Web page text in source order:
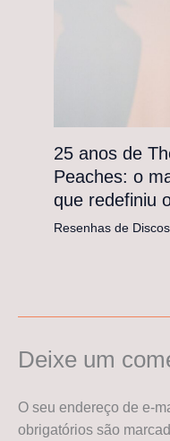
25 anos de
Peaches: o
que redefiniu
Resenhas de Discos
Deixe um
O seu endereço de e-
obrigatórios são